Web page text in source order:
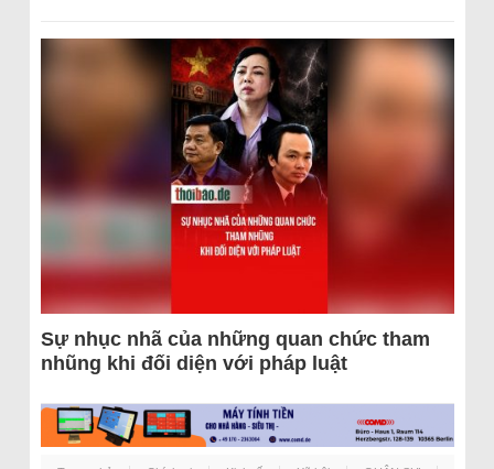
Sự nhục nhã của những quan chức tham
nhũng khi đối diện với pháp luật